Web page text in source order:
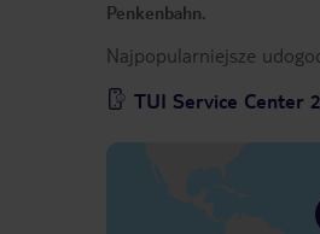
Penkenbahn.
Najpopularniejsze
TUI Service Center